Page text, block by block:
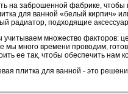
на заброшенной фабрике,
для ванной «белый кирпич»
радиатор, подходящие
учитываем множество факторов:
мы много времени проводим,
ее так, чтобы обеспечить нам
плитка для ванной - это